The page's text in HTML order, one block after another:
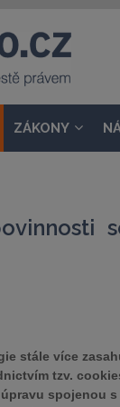
ZÁKONY
stále více
tzv.
spojenou